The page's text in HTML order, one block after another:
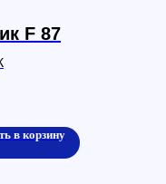
F 87
в корзину